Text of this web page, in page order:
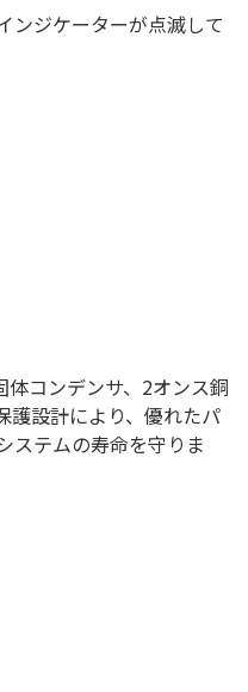
ンジケーターが点滅して
体コンデンサ、2オンス銅
護設計により、優れたパ
ステムの寿命を守りま